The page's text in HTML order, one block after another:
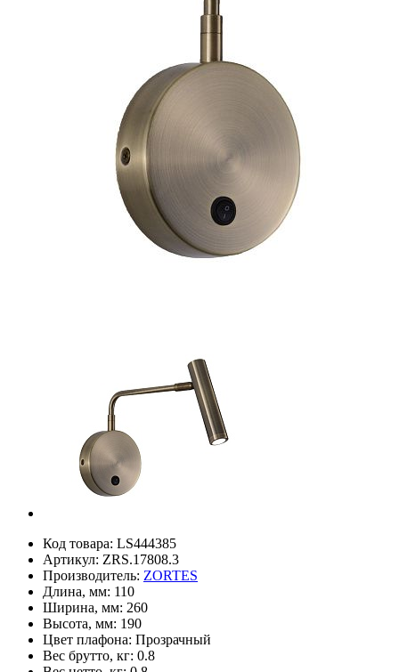
Код товара: LS444385
Артикул: ZRS.17808.3
Производитель: ZORTES
Длина, мм: 110
Ширина, мм: 260
Высота, мм: 190
Цвет плафона: Прозрачный
Вес брутто, кг: 0.8